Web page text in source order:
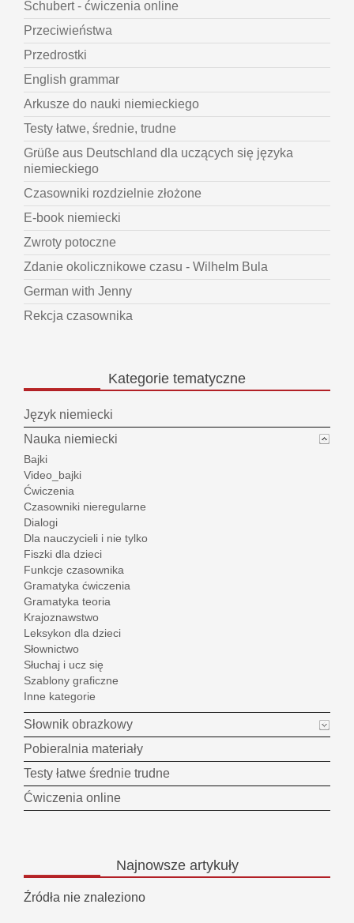
Schubert - ćwiczenia online
Przeciwieństwa
Przedrostki
English grammar
Arkusze do nauki niemieckiego
Testy łatwe, średnie, trudne
Grüße aus Deutschland dla uczących się języka
niemieckiego
Czasowniki rozdzielnie złożone
E-book niemiecki
Zwroty potoczne
Zdanie okolicznikowe czasu - Wilhelm Bula
German with Jenny
Rekcja czasownika
Kategorie tematyczne
Język niemiecki
Nauka niemiecki
Bajki
Video_bajki
Ćwiczenia
Czasowniki nieregularne
Dialogi
Dla nauczycieli i nie tylko
Fiszki dla dzieci
Funkcje czasownika
Gramatyka ćwiczenia
Gramatyka teoria
Krajoznawstwo
Leksykon dla dzieci
Słownictwo
Słuchaj i ucz się
Szablony graficzne
Inne kategorie
Słownik obrazkowy
Pobieralnia materiały
Testy łatwe średnie trudne
Ćwiczenia online
Najnowszeartykuły
Źródła nie znaleziono